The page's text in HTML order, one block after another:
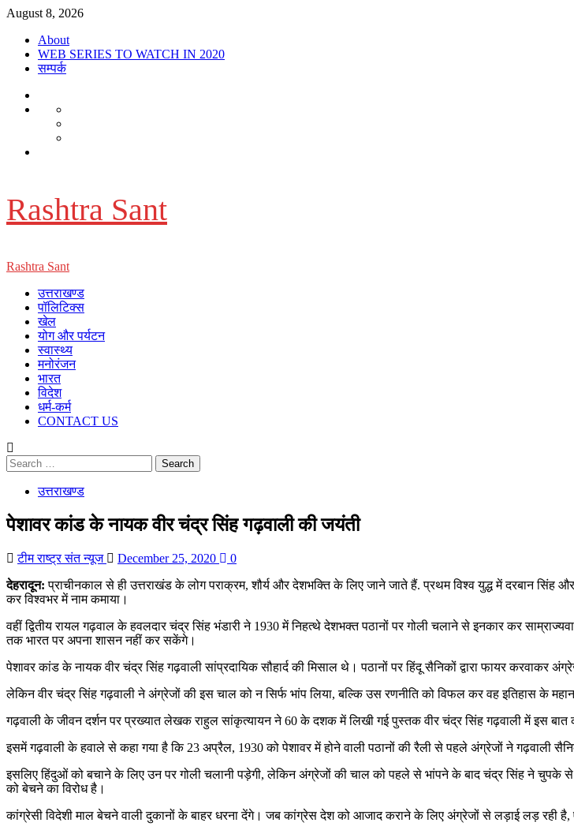
Skip
content
August 8, 2026
About
WEB SERIES TO WATCH IN 2020
सम्पर्क
WEB
SERIES
Rashtra Sant
Primary
Rashtra Sant
उत्तराखण्ड
पॉलिटिक्स
खेल
योग और पर्यटन
स्वास्थ्य
मनोरंजन
भारत
विदेश
धर्म-कर्म
CONTACT US
Search
for:
उत्तराखण्ड
पेशावर कांड के नायक वीर चंद्र सिंह गढ़वाली की जयंती
टीम राष्ट्र संत न्यूज December 25, 2020
0
देहरादून:प्राचीनकाल से ही उत्तराखंड के लोग पराक्रम, शौर्य और देशभक्ति के लिए जाने जाते हैं. प्रथम विश्व युद्ध में दरबान सिंह
कर विश्वभर में नाम कमाया।
वहीं द्वितीय रायल गढ़वाल के हवलदार चंद्र सिंह भंडारी ने 1930 में निहत्थे देशभक्त पठानों पर गोली चलाने से इनकार कर
तक भारत पर अपना शासन नहीं कर सकेंगे।
पेशावर कांड के नायक वीर चंद्र सिंह गढ़वाली सांप्रदायिक सौहार्द की मिसाल थे। पठानों पर हिंदू सैनिकों द्वारा फायर
लेकिन वीर चंद्र सिंह गढ़वाली ने अंग्रेजों की इस चाल को न सिर्फ भांप लिया, बल्कि उस रणनीति को विफल कर वह इतिहास के
गढ़वाली के जीवन दर्शन पर प्रख्यात लेखक राहुल सांकृत्यायन ने 60 के दशक में लिखी गई पुस्तक वीर चंद्र सिंह गढ़वाली में इस बात
इसमें गढ़वाली के हवाले से कहा गया है कि 23 अप्रैल, 1930 को पेशावर में होने वाली पठानों की रैली से पहले अंग्रेजों ने गढ़वाली
इसलिए हिंदुओं को बचाने के लिए उन पर गोली चलानी पड़ेगी, लेकिन अंग्रेजों की चाल को पहले से भांपने के बाद चंद्र सिंह ने चुपके
को बेचने का विरोध है।
कांग्रेसी विदेशी माल बेचने वाली दुकानों के बाहर धरना देंगे। जब कांग्रेस देश को आजाद कराने के लिए अंग्रेजों से लड़ाई लड़ रही है,